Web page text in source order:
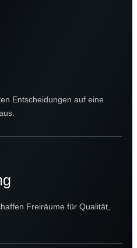
Entscheidungen auf eine
Freiräume für Qualität,